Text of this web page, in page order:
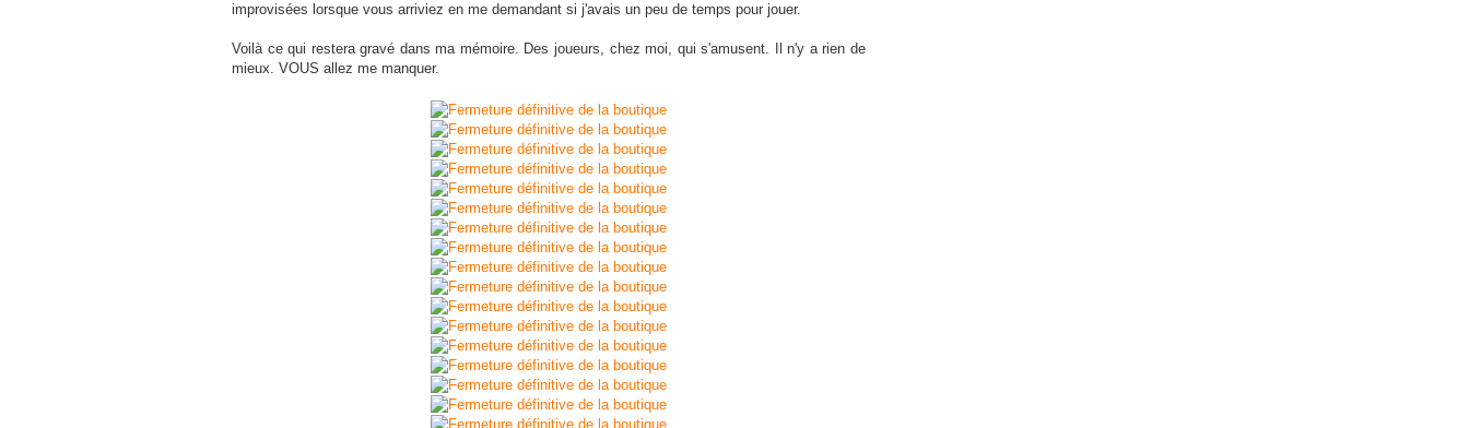
improvisées lorsque vous arriviez en me demandant si j'avais un peu de temps pour jouer.
Voilà ce qui restera gravé dans ma mémoire. Des joueurs, chez moi, qui s'amusent. Il n'y a rien de
mieux. VOUS allez me manquer.